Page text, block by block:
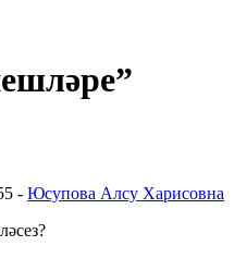
- Юсупова Алсу Харисовна